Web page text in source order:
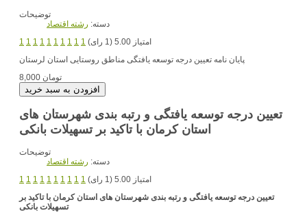
توضیحات
دسته: رشته اقتصاد
1 1 1 1 1 1 1 1 1 1
امتیاز 5.00 (1 رای)
8,000 تومان
تعیین درجه توسعه یافتگی و رتبه بندی شهرستان های
استان کرمان با تاکید بر تسهیلات بانکی
توضیحات
دسته: رشته اقتصاد
1 1 1 1 1 1 1 1 1 1
امتیاز 5.00 (1 رای)
تعیین درجه توسعه یافتگی و رتبه بندی شهرستان های استان کرمان با تاکید بر
تسهیلات بانکی